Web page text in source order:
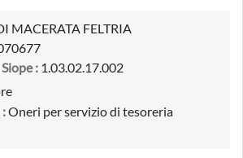
MACERATA FELTRIA
: 1.03.02.17.002
Oneri per servizio di tesoreria